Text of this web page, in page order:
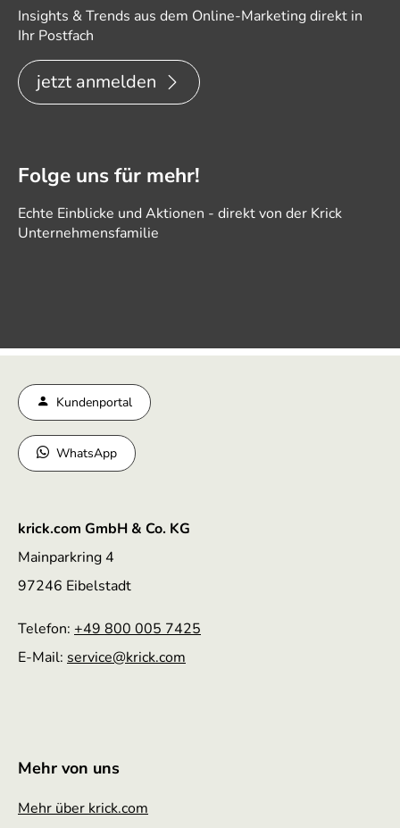
Insights & Trends aus dem Online-Marketing direkt in
Ihr Postfach
jetzt anmelden
Folge uns für mehr!
Echte Einblicke und Aktionen - direkt von der Krick
Unternehmensfamilie
Kundenportal
WhatsApp
krick.com GmbH & Co. KG
Mainparkring 4
97246 Eibelstadt
Telefon: +49 800 005 7425
E-Mail: service@krick.com
Mehr von uns
Mehr über krick.com